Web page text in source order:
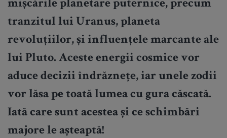
mișcările planetare puternice, precum
tranzitul lui Uranus, planeta
revoluțiilor, și influențele marcante ale
lui Pluto. Aceste energii cosmice vor
aduce decizii îndrăznețe, iar unele zodii
vor lăsa pe toată lumea cu gura căscată.
Iată care sunt acestea și ce schimbări
majore le așteaptă!